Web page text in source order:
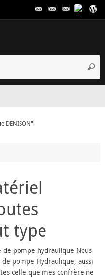
:
DENISON"
type
pompe hydraulique Nous
pompe Hydraulique, aussi
celle que mes confrère ne